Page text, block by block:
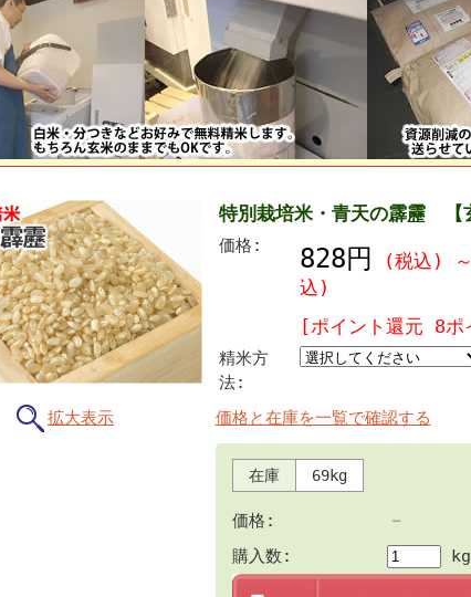
拡大表示
特別栽培米・青天の霹靂 【
価格: 828円 (税込) ～
込)
[ポイント還元 8ポ
精米方
法:
価格と在庫を一覧で確認する
在庫 69kg
価格: －
購入数: kg